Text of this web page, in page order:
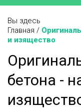
Вы здесь
Главная /
и изящество
бетона -